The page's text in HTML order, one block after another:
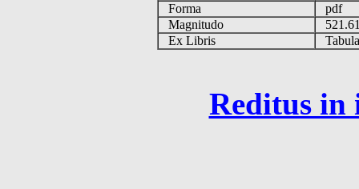
Forma
pdf
Magnitudo
Ex Libris
Reditus in